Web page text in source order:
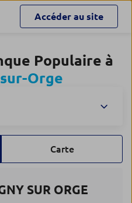
Accéder au site
Populaire à
Orge
Carte
SUR ORGE